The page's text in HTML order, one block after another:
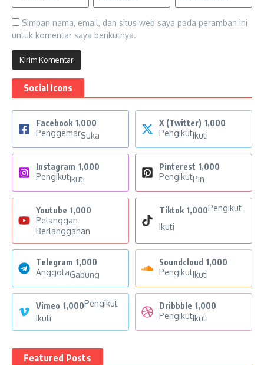
Simpan nama, email, dan situs web saya pada peramban ini
untuk komentar saya berikutnya.
Social Icons
Facebook 1,000
PenggemarSuka
X (Twitter) 1,000
PengikutIkuti
Instagram 1,000
PengikutIkuti
Pinterest 1,000
PengikutPin
Youtube 1,000
Pelanggan
Berlangganan
Tiktok 1,000Pengikut
Ikuti
Telegram 1,000
AnggotaGabung
Soundcloud 1,000
PengikutIkuti
Vimeo 1,000Pengikut
Ikuti
Dribbble 1,000
PengikutIkuti
Featured Posts